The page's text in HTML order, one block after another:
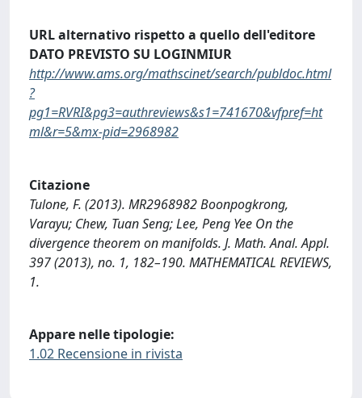
URL alternativo rispetto a quello dell'editore
DATO PREVISTO SU LOGINMIUR
http://www.ams.org/mathscinet/search/publdoc.html
?
pg1=RVRI&pg3=authreviews&s1=741670&vfpref=ht
ml&r=5&mx-pid=2968982
Citazione
Tulone, F. (2013). MR2968982 Boonpogkrong,
Varayu; Chew, Tuan Seng; Lee, Peng Yee On the
divergence theorem on manifolds. J. Math. Anal. Appl.
397 (2013), no. 1, 182–190. MATHEMATICAL REVIEWS,
1.
Appare nelle tipologie:
1.02 Recensione in rivista